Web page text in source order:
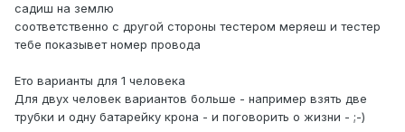
садиш на землю
соответственно с другой стороны тестером меряеш и тестер
тебе показывет номер провода
Ето варианты для 1 человека
Для двух человек вариантов больше - например взять две
трубки и одну батарейку крона - и поговорить о жизни - ;-)